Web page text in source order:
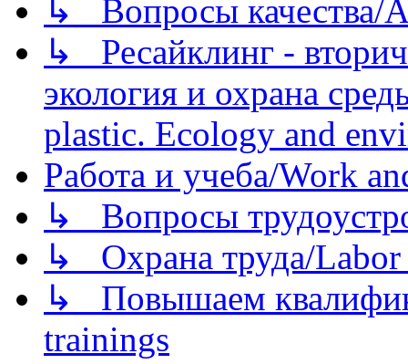
↳ Вопросы качества/
↳ Ресайклинг -
экология и охрана
plastic. Ecology and
Работа и учеба/Work
↳ Вопросы
↳ Охрана труда/Labor
↳ Повышаем
trainings